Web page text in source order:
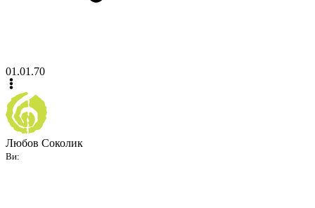
01.01.70
Любов Соколик
Ви: